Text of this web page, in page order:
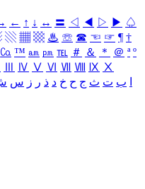
← ↑ ↓ ↔ 〓 ◁ ◀ ▷ ▶ ♤
▧ ▦ ▩ ♨ ☏ ☎ ☜ ☞ ¶ †
㏇ ™ ㏂ ㏘ ℡ ＃ ＆ ＊ ＠ ª º
Ⅳ Ⅴ Ⅵ Ⅶ Ⅷ Ⅸ Ⅹ
ب ت ث ج ح خ د ذ ر ز س